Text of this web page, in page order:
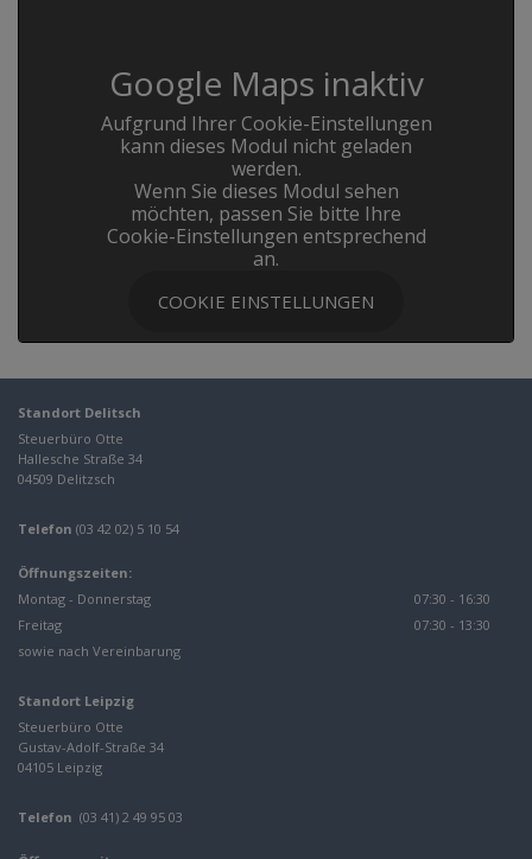
Google Maps inaktiv
Aufgrund Ihrer Cookie-Einstellungen
kann dieses Modul nicht geladen
werden.
Wenn Sie dieses Modul sehen
möchten, passen Sie bitte Ihre
Cookie-Einstellungen entsprechend
an.
COOKIE EINSTELLUNGEN
Standort Delitsch
Steuerbüro Otte
Hallesche Straße 34
04509 Delitzsch
Telefon (03 42 02) 5 10 54
Öffnungszeiten:
Montag - Donnerstag
07:30 - 16:30
Freitag
07:30 - 13:30
sowie nach Vereinbarung
Standort Leipzig
Steuerbüro Otte
Gustav-Adolf-Straße 34
04105 Leipzig
Telefon (03 41) 2 49 95 03